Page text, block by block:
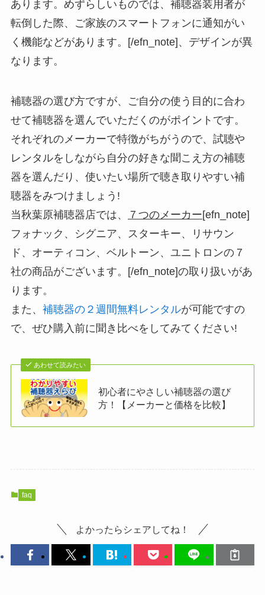
あります。めずらしいものでは、補聴器装用者が
転倒した際、ご家族のスマートフォンに通知がい
く機能などがあります。[/efn_note]、デザインが異
なります。
補聴器の選び方ですが、ご自分の使う目的に合わ
せて補聴器を選んでいただくのがポイントです。
それぞれのメーカーで特徴がちがうので、試聴や
レンタルをしながら自分の好きな聞こえ方の補聴
器を選んだり、使いたい場所で聴き取りやすい補
聴器をみつけましょう!
当秋葉原補聴器店では、
７つのメーカー[efn_note]
フォナック、シグニア、スターキー、リサウン
ド、オーティコン、ベルトーン、ユニトロンの７
社の商品がございます。[/efn_note]の取り扱いがあ
ります。
また、 補聴器の２週間無料レンタルが可能ですの
で、ぜひ購入前に聞き比べをしてみてください!
あわせて読みたい
初心者にやさしい補聴器の選び
方！【メーカーと価格を比較】
faq
よかったらシェアしてね！